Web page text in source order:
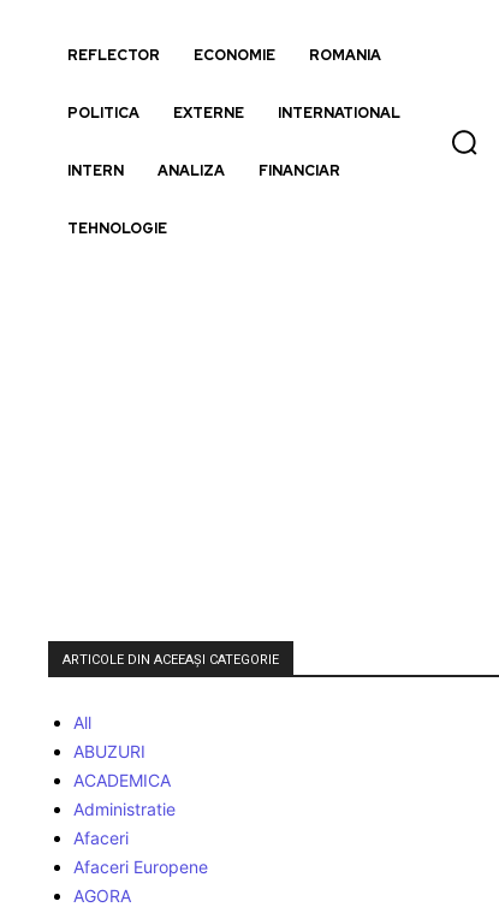
REFLECTOR ECONOMIE ROMANIA
POLITICA EXTERNE INTERNATIONAL
INTERN ANALIZA FINANCIAR
TEHNOLOGIE
ARTICOLE DIN ACEEAȘI CATEGORIE
All
ABUZURI
ACADEMICA
Administratie
Afaceri
Afaceri Europene
AGORA